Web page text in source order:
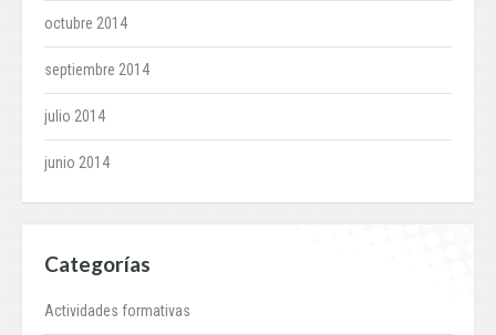
octubre 2014
septiembre 2014
julio 2014
junio 2014
Categorías
Actividades formativas